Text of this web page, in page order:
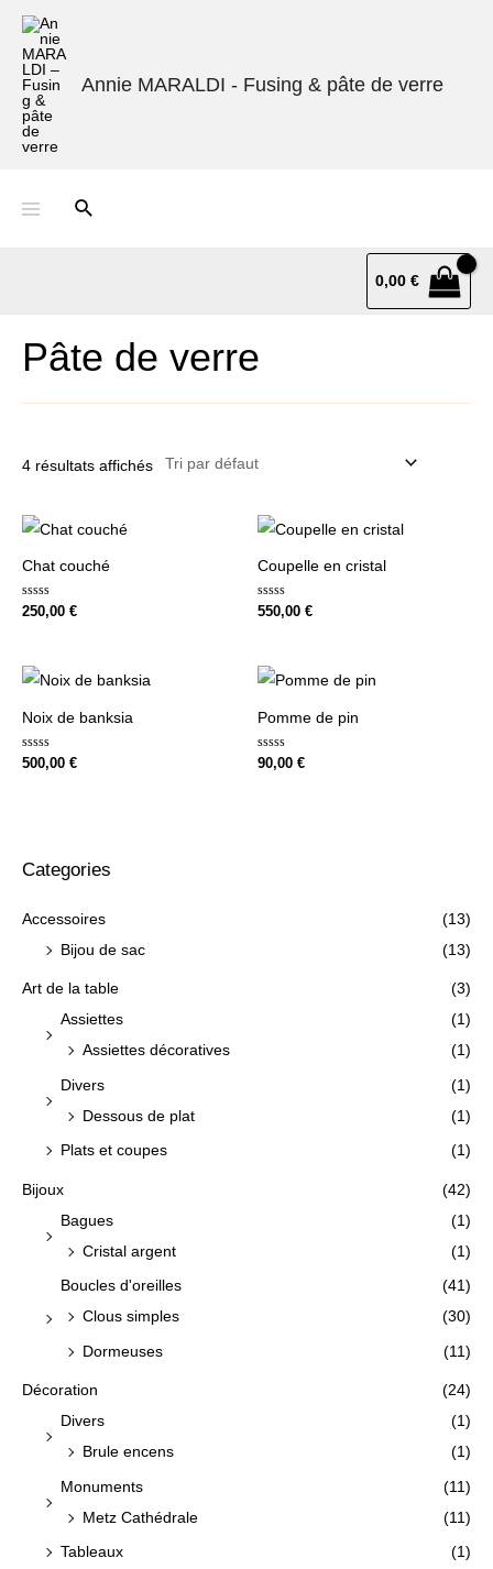
Annie MARALDI - Fusing & pâte de verre
0,00€
Categories
Accessoires
(13)
Bijou de sac
(13)
Art de la table
(3)
Assiettes
(1)
Assiettes décoratives
(1)
Divers
(1)
Dessous de plat
(1)
Plats et coupes
(1)
Bijoux
(42)
Bagues
(1)
Cristal argent
(1)
Boucles d'oreilles
(41)
Clous simples
(30)
Dormeuses
(11)
Décoration
(24)
Divers
(1)
Brule encens
(1)
Monuments
(11)
Metz Cathédrale
(11)
Tableaux
(1)
Pâte de verre
4 résultats affichés
Chat couché
Note
250,00 €
Coupelle en cristal
Note
550,00 €
Noix de banksia
Note
500,00 €
Pomme de pin
Note
90,00 €